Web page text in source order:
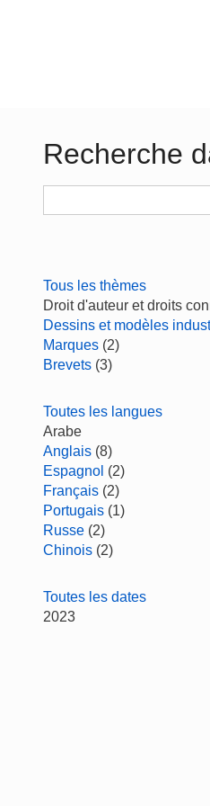
Recherche
Tous les thèmes
Droit d'auteur et droits
Dessins et modèles
Marques (2)
Brevets (3)
Toutes les langues
Arabe
Anglais (8)
Espagnol (2)
Français (2)
Portugais (1)
Russe (2)
Chinois (2)
Toutes les dates
2023